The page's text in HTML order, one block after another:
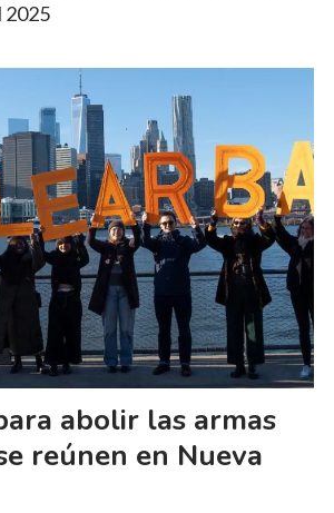
2025
abolir las armas
reúnen en Nueva